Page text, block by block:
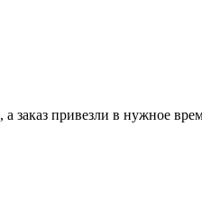
привезли в нужное